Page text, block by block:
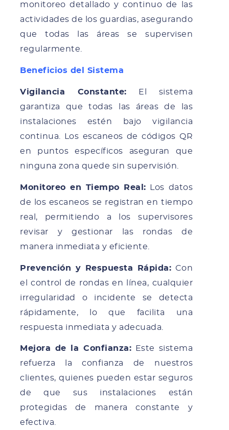
monitoreo detallado y continuo de las
actividades de los guardias, asegurando
que todas las áreas se supervisen
regularmente.
Beneficios del Sistema
Vigilancia Constante: El sistema
garantiza que todas las áreas de las
instalaciones estén bajo vigilancia
continua. Los escaneos de códigos QR
en puntos específicos aseguran que
ninguna zona quede sin supervisión.
Monitoreo en Tiempo Real: Los datos
de los escaneos se registran en tiempo
real, permitiendo a los supervisores
revisar y gestionar las rondas de
manera inmediata y eficiente.
Prevención y Respuesta Rápida: Con
el control de rondas en línea, cualquier
irregularidad o incidente se detecta
rápidamente, lo que facilita una
respuesta inmediata y adecuada.
Mejora de la Confianza: Este sistema
refuerza la confianza de nuestros
clientes, quienes pueden estar seguros
de que sus instalaciones están
protegidas de manera constante y
efectiva.